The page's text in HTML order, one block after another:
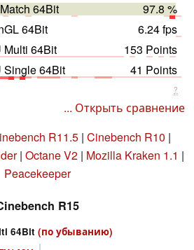
64Bit
97.8 %
64Bit
6.24 fps
Multi 64Bit
153 Points
Single 64Bit
41 Points
?
... Открыть сравнение
R11.5| Cinebench R10 |
| Octane V2| Mozilla Kraken 1.1 |
Peacekeeper
R15
64Bit (по убыванию)